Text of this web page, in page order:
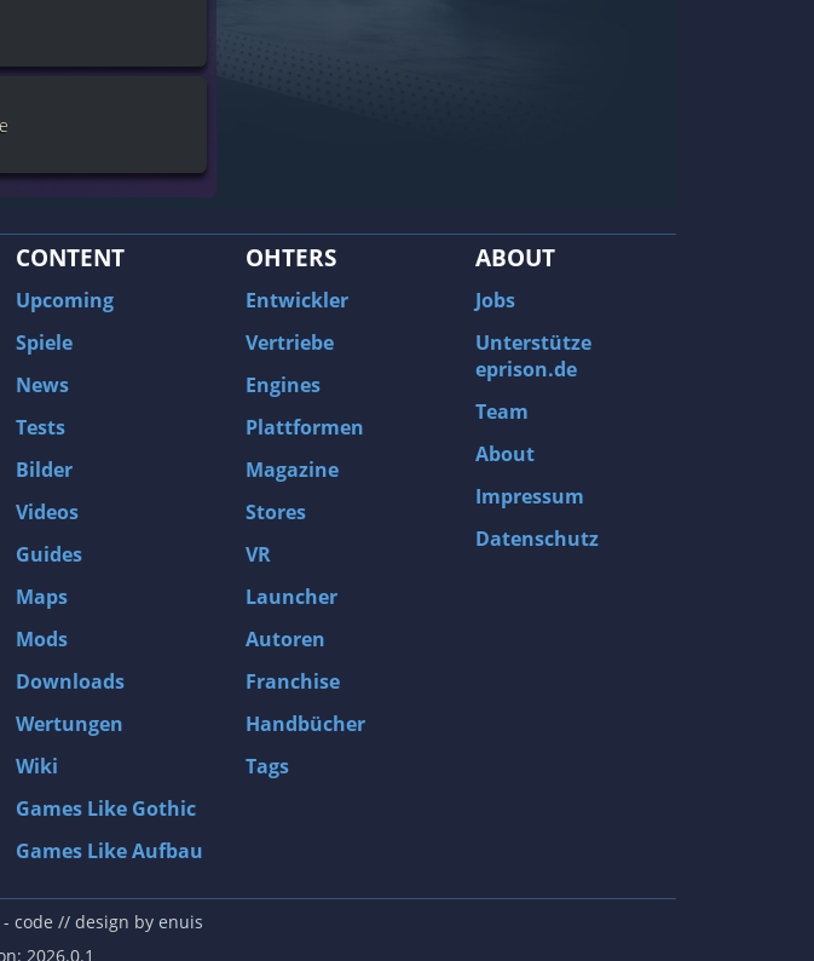
CONTENT
Upcoming
Spiele
News
Tests
Bilder
Videos
Guides
Maps
Mods
Downloads
Wertungen
Wiki
Games Like Gothic
Games Like Aufbau
OHTERS
Entwickler
Vertriebe
Engines
Plattformen
Magazine
Stores
VR
Launcher
Autoren
Franchise
Handbücher
Tags
ABOUT
Jobs
Unterstütze
eprison.de
Team
About
Impressum
Datenschutz
code // design by enuis
2026.0.1